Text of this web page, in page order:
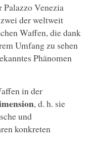
Palazzo Venezia
der weltweit
Waffen, die dank
Umfang zu sehen
Phänomen
in der
, d. h. sie
und
konkreten